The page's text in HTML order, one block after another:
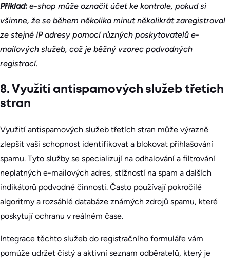
Příklad: e-shop může označit účet ke kontrole, pokud si
všimne, že se během několika minut několikrát zaregistroval
ze stejné IP adresy pomocí různých poskytovatelů e-
mailových služeb, což je běžný vzorec podvodných
registrací.
8. Využití antispamových služeb třetích
stran
Využití antispamových služeb třetích stran může výrazně
zlepšit vaši schopnost identifikovat a blokovat přihlašování
spamu. Tyto služby se specializují na odhalování a filtrování
neplatných e-mailových adres, stížností na spam a dalších
indikátorů podvodné činnosti. Často používají pokročilé
algoritmy a rozsáhlé databáze známých zdrojů spamu, které
poskytují ochranu v reálném čase.
Integrace těchto služeb do registračního formuláře vám
pomůže udržet čistý a aktivní seznam odběratelů, který je